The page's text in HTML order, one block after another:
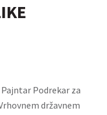
Podrekar za
državnem